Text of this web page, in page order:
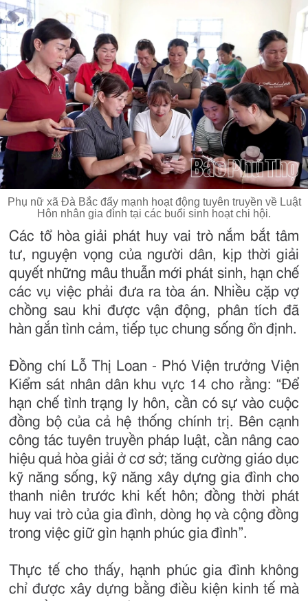
Phụ nữ xã Đà Bắc đẩy mạnh hoạt động tuyên truyền về Luật
Hôn nhân gia đình tại các buổi sinh hoạt chi hội.
Các tổ hòa giải phát huy vai trò nắm bắt tâm
tư, nguyện vọng của người dân, kịp thời giải
quyết những mâu thuẫn mới phát sinh, hạn chế
các vụ việc phải đưa ra tòa án. Nhiều cặp vợ
chồng sau khi được vận động, phân tích đã
hàn gắn tình cảm, tiếp tục chung sống ổn định.
Đồng chí Lỗ Thị Loan - Phó Viện trưởng Viện
Kiểm sát nhân dân khu vực 14 cho rằng: “Để
hạn chế tình trạng ly hôn, cần có sự vào cuộc
đồng bộ của cả hệ thống chính trị. Bên cạnh
công tác tuyên truyền pháp luật, cần nâng cao
hiệu quả hòa giải ở cơ sở; tăng cường giáo dục
kỹ năng sống, kỹ năng xây dựng gia đình cho
thanh niên trước khi kết hôn; đồng thời phát
huy vai trò của gia đình, dòng họ và cộng đồng
trong việc giữ gìn hạnh phúc gia đình”.
Thực tế cho thấy, hạnh phúc gia đình không
chỉ được xây dựng bằng điều kiện kinh tế mà